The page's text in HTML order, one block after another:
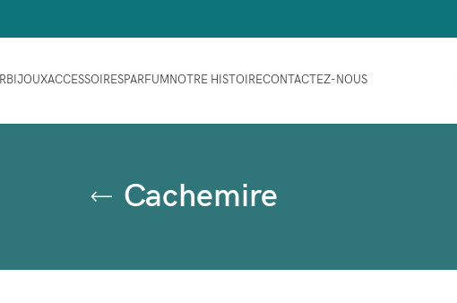
BIJOUXACCESSOIRESPARFUMNOTRE HISTOIRECONTACTEZ-NOUS
Cachemire